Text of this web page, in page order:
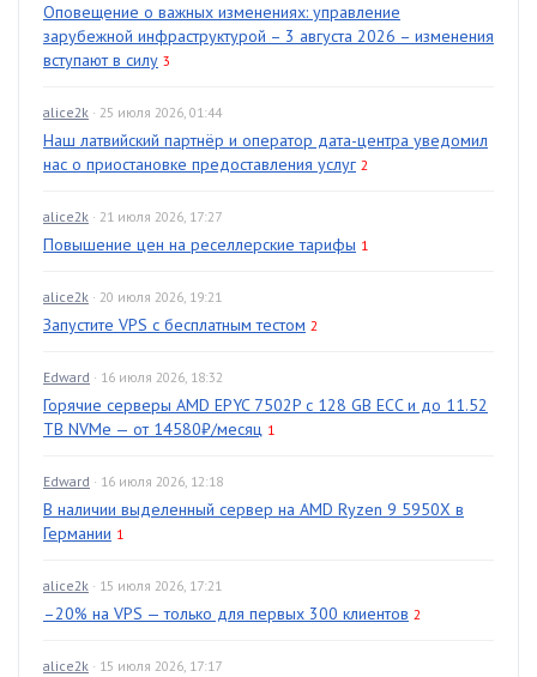
Оповещение о важных изменениях: управление
зарубежной инфраструктурой – 3 августа 2026 – изменения
вступают в силу 3
alice2k · 25 июля 2026, 01:44
Наш латвийский партнёр и оператор дата-центра уведомил
нас о приостановке предоставления услуг 2
alice2k · 21 июля 2026, 17:27
Повышение цен на реселлерские тарифы 1
alice2k · 20 июля 2026, 19:21
Запустите VPS с бесплатным тестом 2
Edward · 16 июля 2026, 18:32
Горячие серверы AMD EPYC 7502P с 128 GB ECC и до 11.52
TB NVMe — от 14580₽/месяц 1
Edward · 16 июля 2026, 12:18
В наличии выделенный сервер на AMD Ryzen 9 5950X в
Германии 1
alice2k · 15 июля 2026, 17:21
–20% на VPS — только для первых 300 клиентов 2
alice2k · 15 июля 2026, 17:17